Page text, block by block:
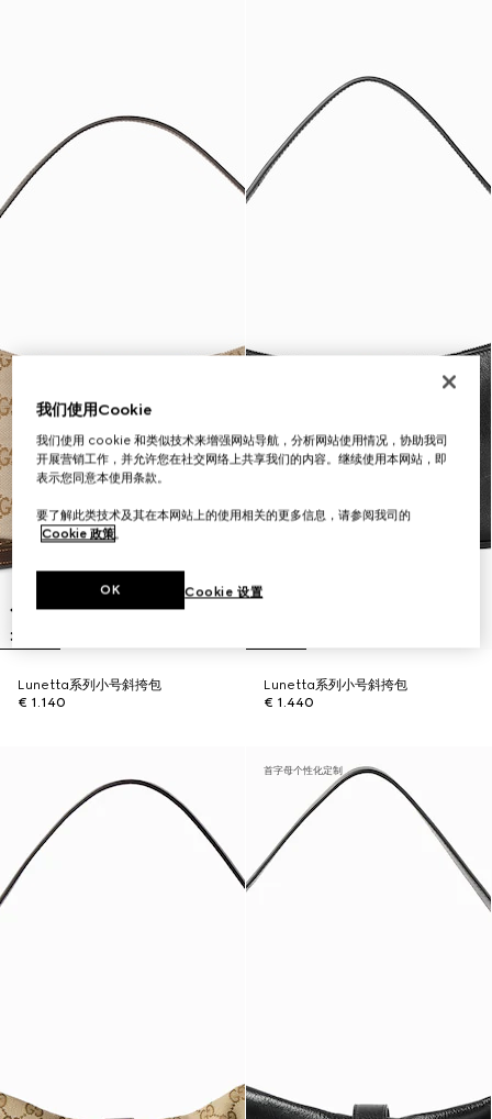
Lunetta系列小号斜挎包
€ 1.140
Lunetta系列小号斜挎包
€ 1.440
首字母个性化定制
我们使用Cookie
我们使用 cookie 和类似技术来增强网站导航，分析网站使用情况，协助我司
开展营销工作，并允许您在社交网络上共享我们的内容。继续使用本网站，即
表示您同意本使用条款。
要了解此类技术及其在本网站上的使用相关的更多信息，请参阅我司的
Cookie 政策。
Cookie 设置
OK